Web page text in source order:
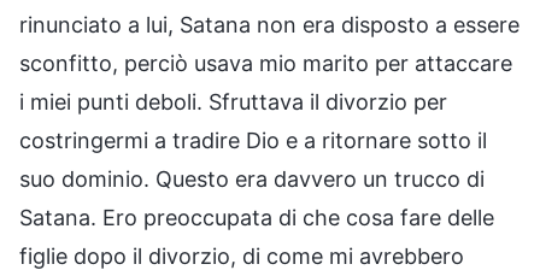
rinunciato a lui, Satana non era disposto a essere
sconfitto, perciò usava mio marito per attaccare
i miei punti deboli. Sfruttava il divorzio per
costringermi a tradire Dio e a ritornare sotto il
suo dominio. Questo era davvero un trucco di
Satana. Ero preoccupata di che cosa fare delle
figlie dopo il divorzio, di come mi avrebbero